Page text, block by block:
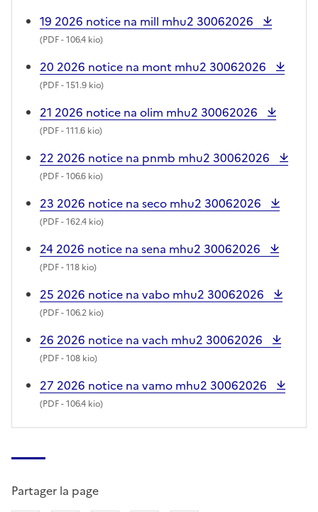
19 2026 notice na mill mhu2 30062026
(PDF- 106.4 kio)
20 2026 notice na mont mhu2 30062026
(PDF- 151.9 kio)
21 2026 notice na olim mhu2 30062026
(PDF- 111.6 kio)
22 2026 notice na pnmb mhu2 30062026
(PDF- 106.6 kio)
23 2026 notice na seco mhu2 30062026
(PDF- 162.4 kio)
24 2026 notice na sena mhu2 30062026
(PDF- 118 kio)
25 2026 notice na vabo mhu2 30062026
(PDF- 106.2 kio)
26 2026 notice na vach mhu2 30062026
(PDF- 108 kio)
27 2026 notice na vamo mhu2 30062026
(PDF- 106.4 kio)
Partager la page